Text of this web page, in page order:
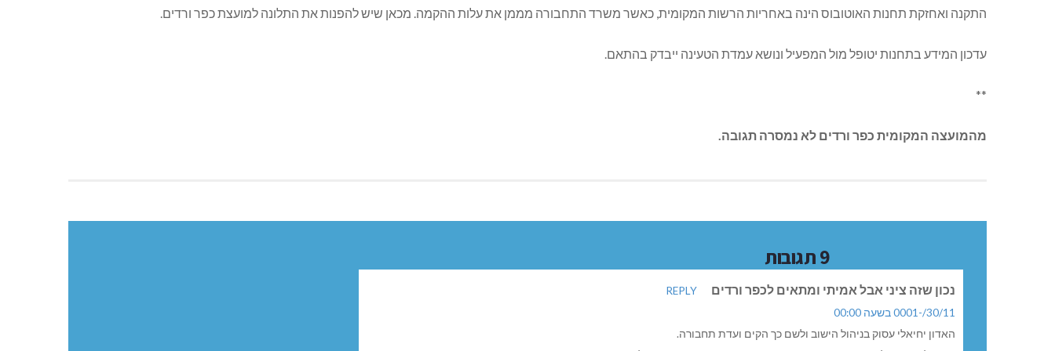
התקנה ואחזקת תחנות האוטובוס הינה באחריות הרשות המקומית, כאשר משרד התחבורה מממן את עלות ההקמה. מכאן שיש להפנות את התלונה למועצת כפר ורדים.
עדכון המידע בתחנות יטופל מול המפעיל ונושא עמדת הטעינה ייבדק בהתאם.
**
מהמועצה המקומית כפר ורדים לא נמסרה תגובה.
9 תגובות
נכון שזה ציני אבל אמיתי ומתאים לכפר ורדים
REPLY
30/11/-0001 בשעה 00:00
האדון יחיאלי עסוק בניהול הישוב ולשם כך הקים ועדת תחבורה.